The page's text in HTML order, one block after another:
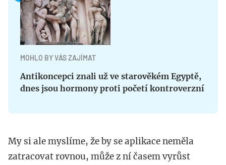
MOHLO BY VÁS ZAJÍMAT
Antikoncepci znali už ve starověkém Egyptě,
dnes jsou hormony proti početí kontroverzní
My si ale myslíme, že by se aplikace neměla
zatracovat rovnou, může z ní časem vyrůst